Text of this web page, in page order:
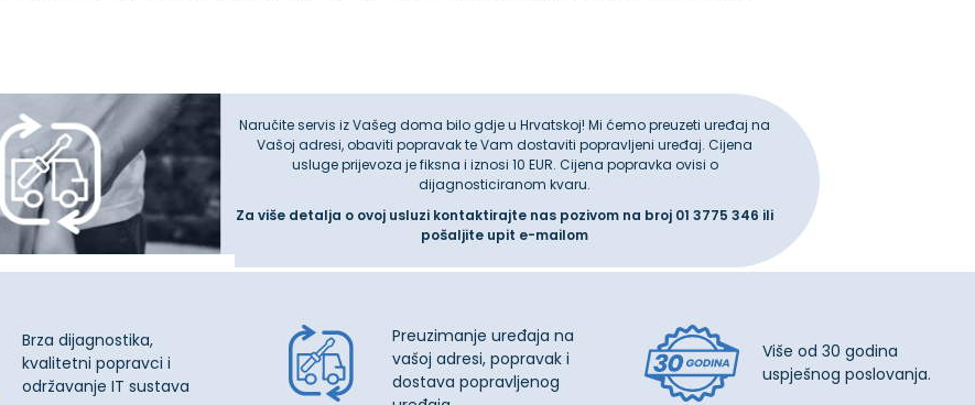
Naručite servis iz Vašeg doma bilo gdje u Hrvatskoj! Mi ćemo preuzeti uređaj na
Vašoj adresi, obaviti popravak te Vam dostaviti popravljeni uređaj. Cijena
usluge prijevoza je fiksna i iznosi 10 EUR. Cijena popravka ovisi o
dijagnosticiranom kvaru.
Za više detalja o ovoj usluzi kontaktirajte nas pozivom na broj 01 3775 346 ili
pošaljite upit e-mailom
Brza dijagnostika,
kvalitetni popravci i
održavanje IT sustava
Preuzimanje uređaja na
vašoj adresi, popravak i
dostava popravljenog
Više od 30 godina
uspješnog poslovanja.